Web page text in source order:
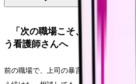
「次の職場こそ、守ってくれ
う看護師さんへ
前の職場で、上司の暴言や患者さんから